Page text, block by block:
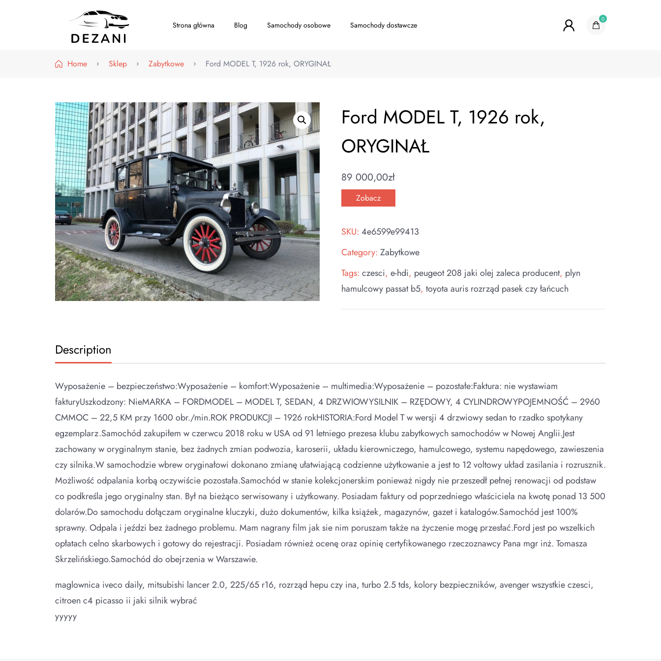
Strona główna Blog Samochody osobowe Samochody dostawcze
0
Home Sklep Zabytkowe Ford MODEL T, 1926 rok, ORYGINAŁ
Ford MODEL T, 1926 rok,
ORYGINAŁ
89 000,00zł
Zobacz
SKU:4e6599e99413
Category:Zabytkowe
Tags:czesci,e-hdi, peugeot 208 jaki olej zaleca producent, plyn
hamulcowy passat b5,toyota auris rozrząd pasek czy łańcuch
Description
Wyposażenie – bezpieczeństwo:Wyposażenie – komfort:Wyposażenie – multimedia:Wyposażenie – pozostałe:Faktura: nie wystawiam
fakturyUszkodzony: NieMARKA – FORDMODEL – MODEL T, SEDAN, 4 DRZWIOWYSILNIK – RZĘDOWY, 4 CYLINDROWYPOJEMNOŚĆ – 2960
CMMOC – 22,5 KM przy 1600 obr./min.ROK PRODUKCJI – 1926 rokHISTORIA:Ford Model T w wersji 4 drzwiowy sedan to rzadko spotykany
egzemplarz.Samochód zakupiłem w czerwcu 2018 roku w USA od 91 letniego prezesa klubu zabytkowych samochodów w Nowej Anglii.Jest
zachowany w oryginalnym stanie, bez żadnych zmian podwozia, karoserii, układu kierowniczego, hamulcowego, systemu napędowego, zawieszenia
czy silnika.W samochodzie wbrew oryginałowi dokonano zmianę ułatwiającą codzienne użytkowanie a jest to 12 voltowy układ zasilania i rozrusznik.
Możliwość odpalania korbą oczywiście pozostała.Samochód w stanie kolekcjonerskim ponieważ nigdy nie przeszedł pełnej renowacji od podstaw
co podkreśla jego oryginalny stan. Był na bieżąco serwisowany i użytkowany. Posiadam faktury od poprzedniego właściciela na kwotę ponad 13 500
dolarów.Do samochodu dołączam oryginalne kluczyki, dużo dokumentów, kilka książek, magazynów, gazet i katalogów.Samochód jest 100%
sprawny. Odpala i jeździ bez żadnego problemu. Mam nagrany film jak sie nim poruszam także na życzenie mogę przesłać.Ford jest po wszelkich
opłatach celno skarbowych i gotowy do rejestracji. Posiadam również ocenę oraz opinię certyfikowanego rzeczoznawcy Pana mgr inż. Tomasza
Skrzelińskiego.Samochód do obejrzenia w Warszawie.
maglownica iveco daily, mitsubishi lancer 2.0, 225/65 r16, rozrząd hepu czy ina, turbo 2.5 tds, kolory bezpieczników, avenger wszystkie czesci,
citroen c4 picasso ii jaki silnik wybrać
yyyyy